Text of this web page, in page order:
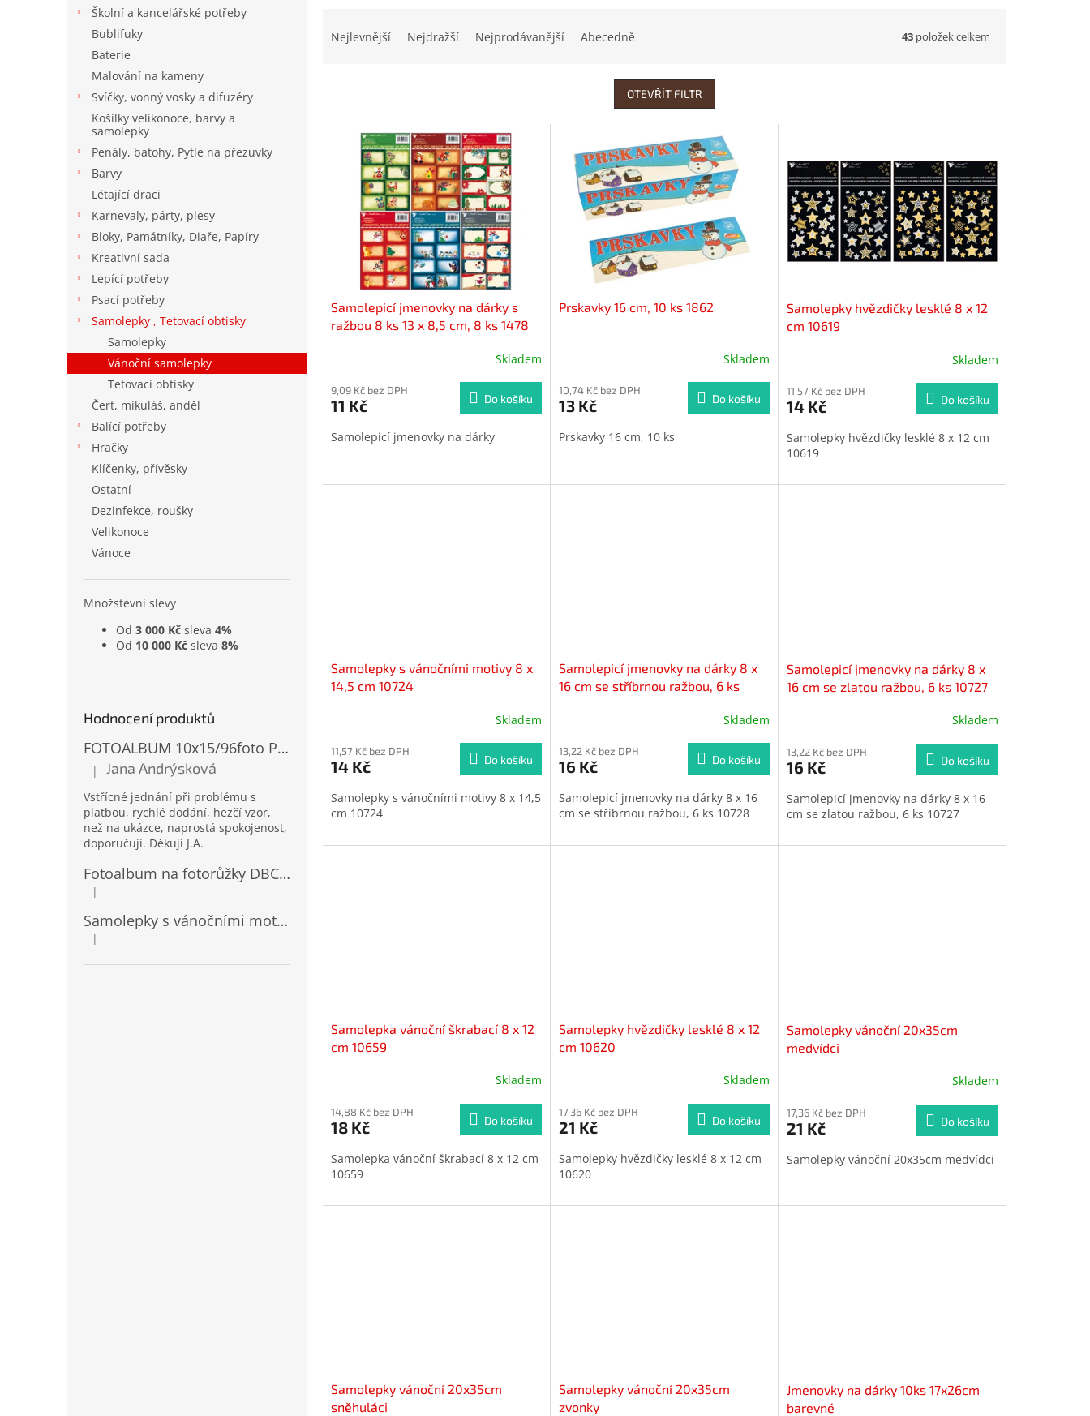
Školní a kancelářské potřeby
Bublifuky
Baterie
Malování na kameny
Svíčky, vonný vosky a difuzéry
Košilky velikonoce, barvy a
samolepky
Penály, batohy, Pytle na přezuvky
Barvy
Létající draci
Karnevaly, párty, plesy
Bloky, Památníky, Diaře, Papíry
Kreativní sada
Lepící potřeby
Psací potřeby
Samolepky , Tetovací obtisky
Samolepky
Vánoční samolepky
Tetovací obtisky
Čert, mikuláš, anděl
Balící potřeby
Hračky
Klíčenky, přívěsky
Ostatní
Dezinfekce, roušky
Velikonoce
Vánoce
Množstevní slevy
Od 3 000 Kč sleva 4%
Od 10 000 Kč sleva 8%
Hodnocení produktů
FOTOALBUM 10x15/96foto PP-4696 MIX
Hodnocení produktu je 5 z 5 hvězdiček.
| Jana Andrýsková
Vstřícné jednání při problému s
platbou, rychlé dodání, hezčí vzor,
než na ukázce, naprostá spokojenost,
doporučuji. Děkuji J.A.
Fotoalbum na fotorůžky DBCL-30 Homage 2
Hodnocení produktu je 5 z 5 hvězdiček.
|
Samolepky s vánočními motivy 8 x 14,5 cm 10724
Hodnocení produktu je 4 z 5 hvězdiček.
|
Nejlevnější Nejdražší Nejprodávanější Abecedně 43 položek celkem
OTEVŘÍT FILTR
Samolepicí jmenovky na dárky s
ražbou 8 ks 13 x 8,5 cm, 8 ks 1478
produktu
je
z
Skladem
9,09 Kč bez DPH
11 Kč Do košíku
Samolepicí jmenovky na dárky
Prskavky 16 cm, 10 ks 1862
produktu
je
z
Skladem
10,74 Kč bez DPH
13 Kč Do košíku
Prskavky 16 cm, 10 ks
Samolepky hvězdičky lesklé 8 x 12
cm 10619
Skladem
11,57 Kč bez DPH
14 Kč Do košíku
Samolepky hvězdičky lesklé 8 x 12 cm
10619
Samolepky s vánočními motivy 8 x
14,5 cm 10724
produktu
je
z
5
Skladem
11,57 Kč bez DPH
14 Kč Do košíku
Samolepky s vánočními motivy 8 x 14,5
cm 10724
Samolepicí jmenovky na dárky 8 x
16 cm se stříbrnou ražbou, 6 ks
Skladem
13,22 Kč bez DPH
16 Kč Do košíku
Samolepicí jmenovky na dárky 8 x 16
cm se stříbrnou ražbou, 6 ks 10728
Samolepicí jmenovky na dárky 8 x
16 cm se zlatou ražbou, 6 ks 10727
Skladem
13,22 Kč bez DPH
16 Kč Do košíku
Samolepicí jmenovky na dárky 8 x 16
cm se zlatou ražbou, 6 ks 10727
Samolepka vánoční škrabací 8 x 12
cm 10659
Skladem
14,88 Kč bez DPH
18 Kč Do košíku
Samolepka vánoční škrabací 8 x 12 cm
10659
Samolepky hvězdičky lesklé 8 x 12
cm 10620
Skladem
17,36 Kč bez DPH
21 Kč Do košíku
Samolepky hvězdičky lesklé 8 x 12 cm
10620
Samolepky vánoční 20x35cm
medvídci
Skladem
17,36 Kč bez DPH
21 Kč Do košíku
Samolepky vánoční 20x35cm medvídci
Samolepky vánoční 20x35cm
sněhuláci
Samolepky vánoční 20x35cm
zvonky
Jmenovky na dárky 10ks 17x26cm
barevné